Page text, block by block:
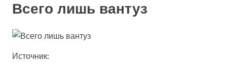
Всего лишь вантуз
Источник: